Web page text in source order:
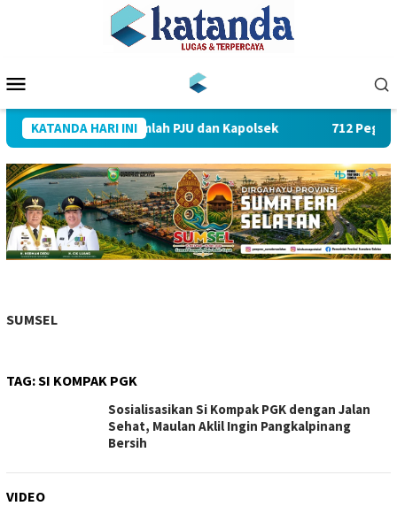
Mobile
KATANDA HARI INI
Sertijab Sejumlah PJU dan Kapolsek 712 Pegawai
SUMSEL
TAG:SI KOMPAK PGK
Sosialisasikan Si Kompak PGK dengan Jalan
Sehat, Maulan Aklil Ingin Pangkalpinang
Bersih
VIDEO